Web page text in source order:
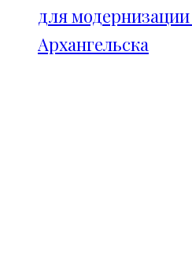
для
Архангельска